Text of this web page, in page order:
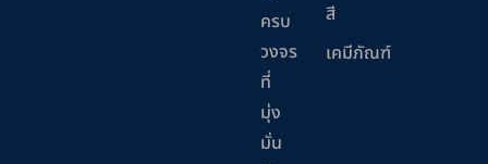
ครบ
วงจร
ที่
มุ่ง
มั่น
สี
เคมีภัณฑ์